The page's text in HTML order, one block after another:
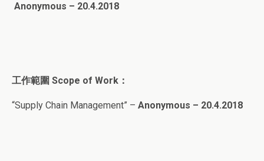
Anonymous – 20.4.2018
工作範圍 Scope of Work ：
“Supply Chain Management” – Anonymous – 20.4.2018